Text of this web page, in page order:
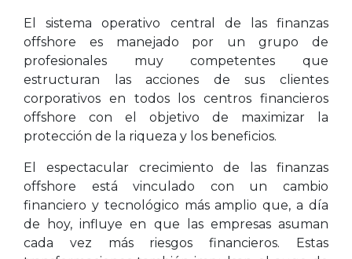
El sistema operativo central de las finanzas
offshore es manejado por un grupo de
profesionales muy competentes que
estructuran las acciones de sus clientes
corporativos en todos los centros financieros
offshore con el objetivo de maximizar la
protección de la riqueza y los beneficios.
El espectacular crecimiento de las finanzas
offshore está vinculado con un cambio
financiero y tecnológico más amplio que, a día
de hoy, influye en que las empresas asuman
cada vez más riesgos financieros. Estas